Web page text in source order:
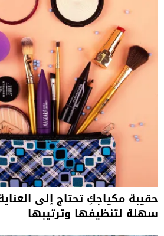
حقيبة مكياجكِ تحتاج إلى
سهلة لتنظيفها وترتيبها